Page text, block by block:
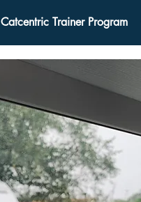
Catcentric Trainer Program